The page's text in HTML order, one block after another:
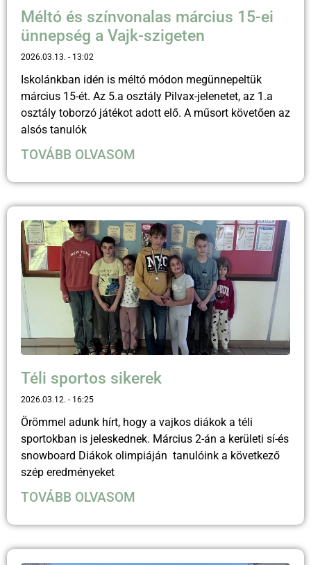
Méltó és színvonalas március 15-ei
ünnepség a Vajk-szigeten
2026.03.13. 13:02
Iskolánkban idén is méltó módon megünnepeltük
március 15-ét. Az 5.a osztály Pilvax-jelenetet, az 1.a
osztály toborzó játékot adott elő. A műsort követően az
alsós tanulók
TOVÁBB OLVASOM
Téli sportos sikerek
2026.03.12. 16:25
Örömmel adunk hírt, hogy a vajkos diákok a téli
sportokban is jeleskednek. Március 2-án a kerületi sí-és
snowboard Diákok olimpiáján tanulóink a következő
szép eredményeket
TOVÁBB OLVASOM